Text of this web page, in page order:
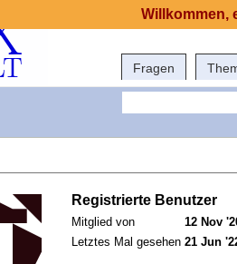
Fragen
Registrierte Benutzer
Mitglied von
12 Nov
Letztes Mal gesehen 21 Jun
Willkommen,